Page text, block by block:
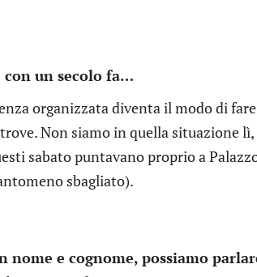
con un secolo fa…
organizzata diventa il modo di
Non siamo in quella situazione
sabato puntavano proprio a
sbagliato).
nome e cognome, possiamo